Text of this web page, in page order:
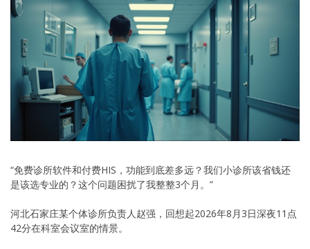
“免费诊所软件和付费HIS，功能到底差多远？我们小诊所该省钱还
是该选专业的？这个问题困扰了我整整3个月。”
河北石家庄某个体诊所负责人赵强，回想起2026年8月3日深夜11点
42分在科室会议室的情景。